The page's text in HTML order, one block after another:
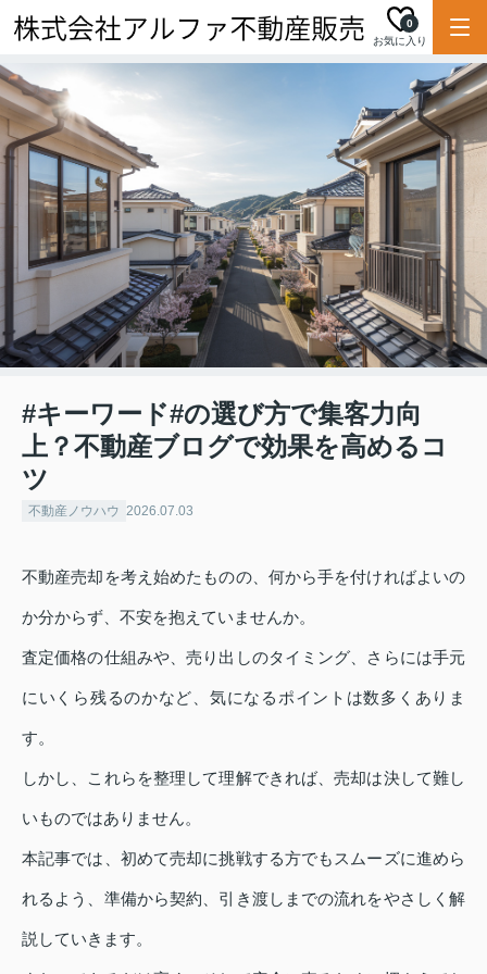
お気に入り
0
#キーワード#の選び方で集客力向
上？不動産ブログで効果を高めるコ
ツ
不動産ノウハウ 2026.07.03
不動産売却を考え始めたものの、何から手を付ければよいの
か分からず、不安を抱えていませんか。
査定価格の仕組みや、売り出しのタイミング、さらには手元
にいくら残るのかなど、気になるポイントは数多くありま
す。
しかし、これらを整理して理解できれば、売却は決して難し
いものではありません。
本記事では、初めて売却に挑戦する方でもスムーズに進めら
れるよう、準備から契約、引き渡しまでの流れをやさしく解
説していきます。